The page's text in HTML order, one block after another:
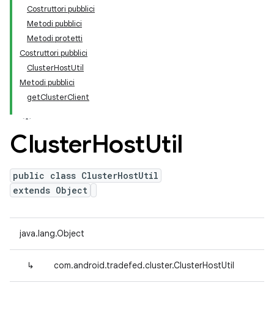
Costruttori pubblici
Metodi pubblici
Metodi protetti
Costruttori pubblici
ClusterHostUtil
Metodi pubblici
getClusterClient
ClusterHostUtil
public class ClusterHostUtil
extends Object
java.lang.Object
↳ com.android.tradefed.cluster.ClusterHostUtil